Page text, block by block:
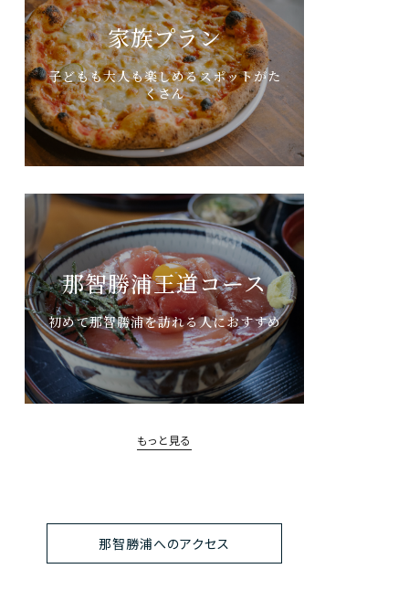
家族プラン
子どもも大人も楽しめるスポットがた
くさん
那智勝浦王道コース
初めて那智勝浦を訪れる人におすすめ
もっと見る
那智勝浦へのアクセス